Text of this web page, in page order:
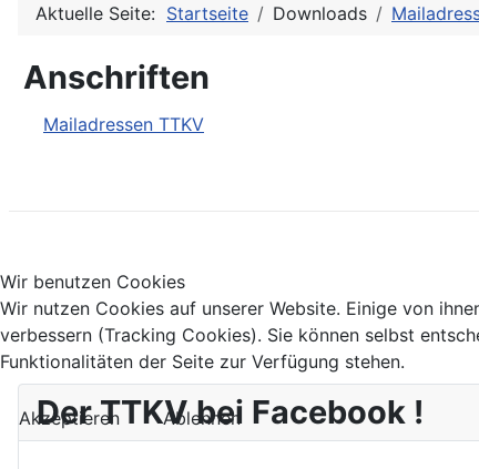
Aktuelle Seite: Startseite Downloads
Anschriften
Mailadressen TTKV
Der TTKV bei Facebook !
Wir benutzen Cookies
Wir nutzen Cookies auf unserer Website. Einige von
verbessern (Tracking Cookies). Sie können selbst
Funktionalitäten der Seite zur Verfügung stehen.
Akzeptieren Ablehnen